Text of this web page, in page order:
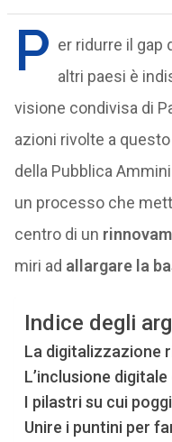
P er ridurre il gap
altri paesi è
visione condivisa di
azioni rivolte a
della Pubblica
un processo che
centro di un
miri ad allargare la
Indice degli
La digitalizzazione
L’inclusione
I pilastri su cui
Unire i puntini per